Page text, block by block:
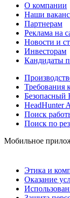
О компании
Наши
Партнерам
Реклама на
Новости и
Инвесторам
Кандидаты
Требования
Безопасный
HeadHunter
Поиск
Поиск по
Мобильное
Этика и
Оказание